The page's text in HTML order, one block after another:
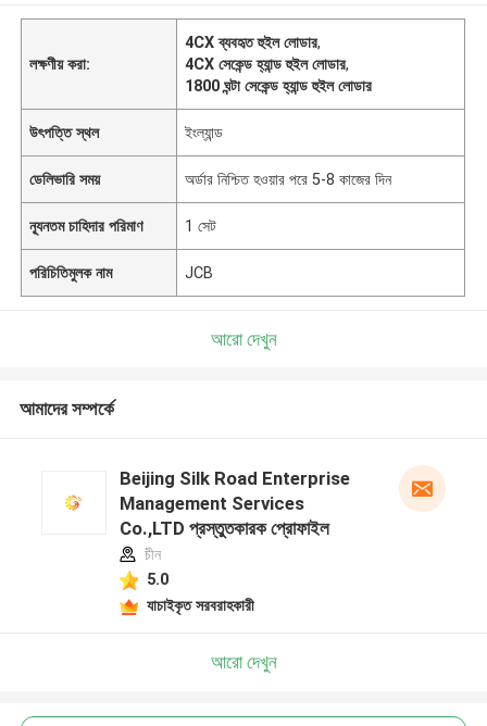
লক্ষণীয় করা:
4CX ব্যবহৃত হুইল লোডার,
4CX সেকেন্ড হ্যান্ড হুইল লোডার,
1800 ঘন্টা সেকেন্ড হ্যান্ড হুইল লোডার
উৎপত্তি স্থল ইংল্যান্ড
ডেলিভারি সময় অর্ডার নিশ্চিত হওয়ার পরে 5-8 কাজের দিন
ন্যূনতম চাহিদার পরিমাণ 1 সেট
পরিচিতিমুলক নাম JCB
আরো দেখুন
আমাদের সম্পর্কে
Beijing Silk Road Enterprise
Management Services
Co.,LTD প্রস্তুতকারক প্রোফাইল
চীন
5.0
যাচাইকৃত সরবরাহকারী
আরো দেখুন